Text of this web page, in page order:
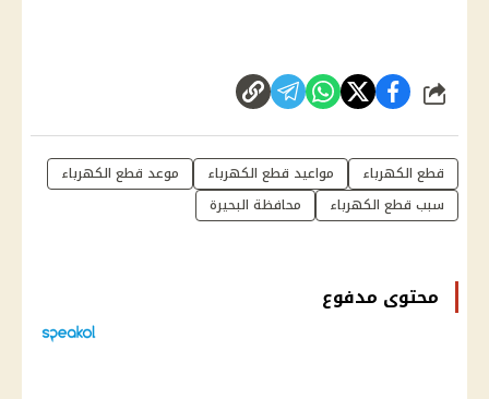
شارك
قطع الكهرباء مواعيد قطع الكهرباء
موعد قطع الكهرباء
سبب قطع الكهرباء
محافظة البحيرة
محتوى مدفوع